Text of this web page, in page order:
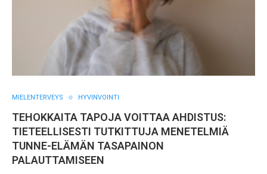
MIELENTERVEYS HYVINVOINTI
TEHOKKAITA TAPOJA VOITTAA AHDISTUS:
TIETEELLISESTI TUTKITTUJA MENETELMIÄ
TUNNE-ELÄMÄN TASAPAINON
PALAUTTAMISEEN